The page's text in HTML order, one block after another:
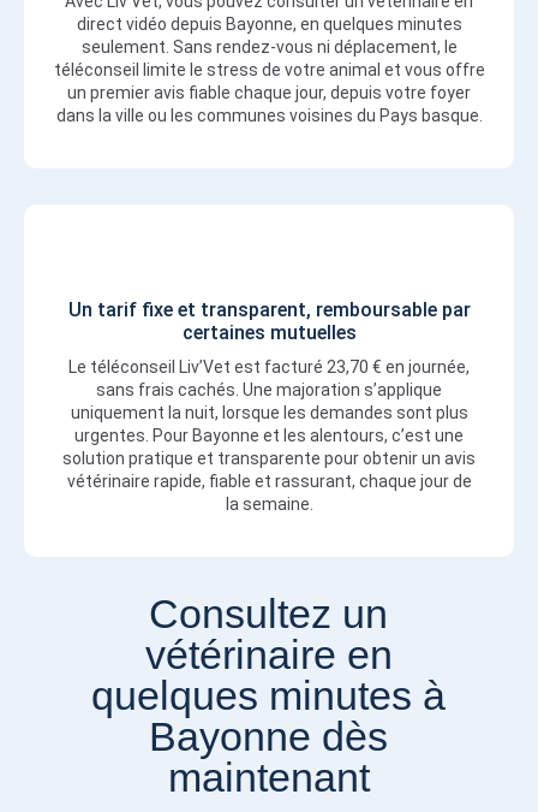
direct vidéo depuis Bayonne, en quelques minutes
seulement. Sans rendez-vous ni déplacement, le
téléconseil limite le stress de votre animal et vous offre
un premier avis fiable chaque jour, depuis votre foyer
dans la ville ou les communes voisines du Pays basque.
Un tarif fixe et transparent, remboursable par
certaines mutuelles
Le téléconseil Liv’Vet est facturé 23,70 € en journée,
sans frais cachés. Une majoration s’applique
uniquement la nuit, lorsque les demandes sont plus
urgentes. Pour Bayonne et les alentours, c’est une
solution pratique et transparente pour obtenir un avis
vétérinaire rapide, fiable et rassurant, chaque jour de
la semaine.
Consultez un
vétérinaire en
quelques minutes à
Bayonne dès
maintenant